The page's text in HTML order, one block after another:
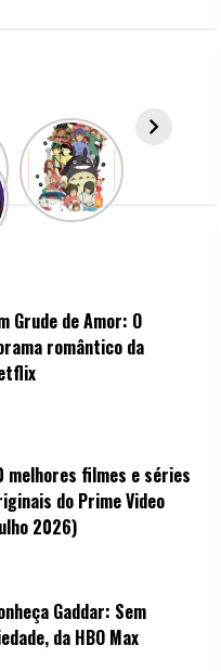
Grude de Amor: O
romântico da
melhores filmes e séries
do Prime Video
2026)
Gaddar: Sem
da HBO Max